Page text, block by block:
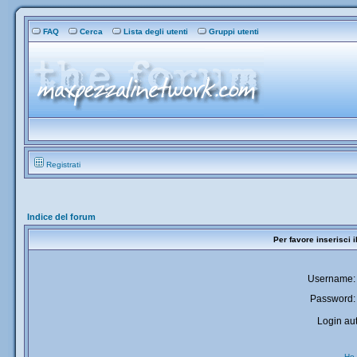
FAQ Cerca Lista degli utenti Gruppi utenti
Registrati
Indice del forum
Per favore inserisci
Username:
Password:
Login